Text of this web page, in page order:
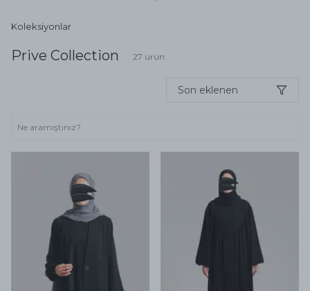
Koleksiyonlar
Prive Collection 27 ürün
Son eklenen